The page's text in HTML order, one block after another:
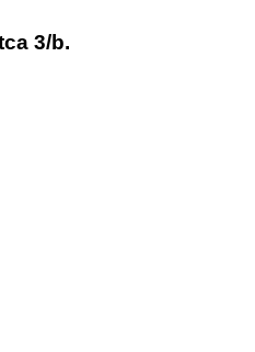
3/b.